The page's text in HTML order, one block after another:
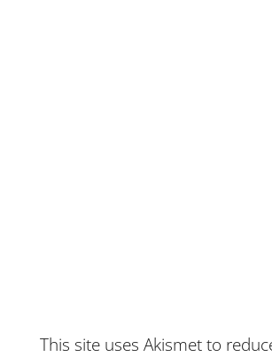
This site uses Akismet to